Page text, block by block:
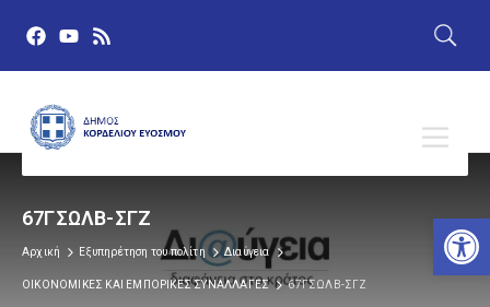
67ΓΣΩΛΒ-ΣΓΖ
Αρχική Εξυπηρέτηση του πολίτη Διαύγεια
ΟΙΚΟΝΟΜΙΚΕΣ ΚΑΙ ΕΜΠΟΡΙΚΕΣ ΣΥΝΑΛΛΑΓΕΣ 67ΓΣΩΛΒ-ΣΓΖ